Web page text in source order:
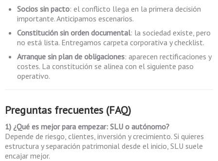
Socios sin pacto: el conflicto llega en la primera decisión
importante. Anticipamos escenarios.
Constitución sin orden documental: la sociedad existe, pero
no está lista. Entregamos carpeta corporativa y checklist.
Arranque sin plan de obligaciones: aparecen rectificaciones y
costes. La constitución se alinea con el siguiente paso
operativo.
Preguntas frecuentes (FAQ)
1) ¿Qué es mejor para empezar: SLU o autónomo?
Depende de riesgo, clientes, inversión y crecimiento. Si quieres
estructura y separación patrimonial desde el inicio, SLU suele
encajar mejor.